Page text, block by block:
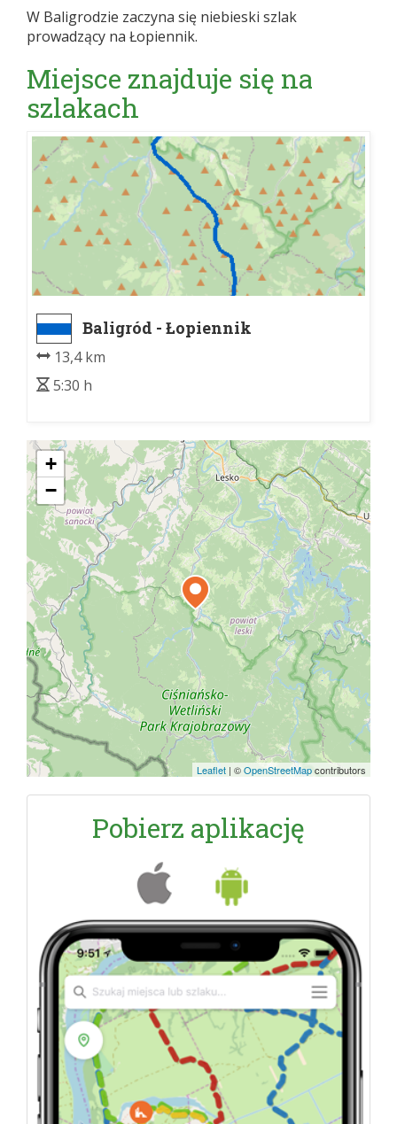
W Baligrodzie zaczyna się niebieski szlak
prowadzący na Łopiennik.
Miejsce znajduje się na
szlakach
Baligród - Łopiennik
13,4 km
5:30 h
+
−
Leaflet | ©OpenStreetMapcontributors
Pobierz aplikację